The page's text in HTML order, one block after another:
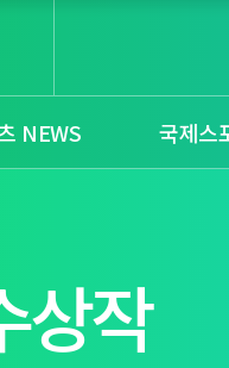
NEWS 국제스
상작